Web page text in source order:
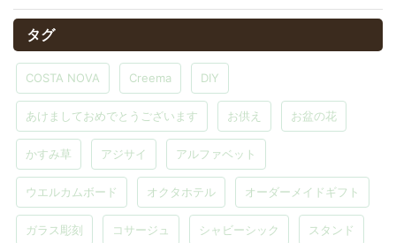
タグ
COSTA NOVA Creema DIY
あけましておめでとうございます お供え お盆の花
かすみ草 アジサイ アルファベット
ウエルカムボード オクタホテル オーダーメイドギフト
ガラス彫刻 コサージュ シャビーシック スタンド